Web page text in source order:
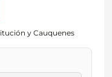
y Cauquenes